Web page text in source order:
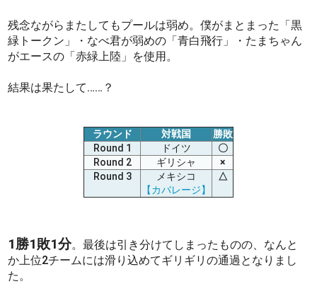
残念ながらまたしてもプールは弱め。僕がまとまった「黒
緑トークン」・なべ君が弱めの「青白飛行」・たまちゃん
がエースの「赤緑上陸」を使用。
結果は果たして……？
ラウンド 対戦国
勝敗
Round 1
ドイツ
〇
Round 2
ギリシャ
×
Round 3
メキシコ
【カバレージ】
△
1勝1敗1分。最後は引き分けてしまったものの、なんと
か上位2チームには滑り込めてギリギリの通過となりまし
た。